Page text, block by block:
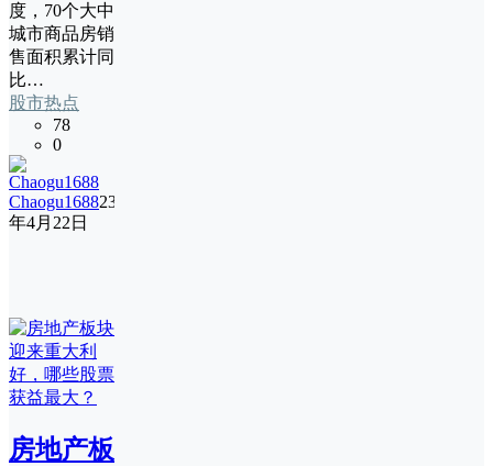
度，70个大中
城市商品房销
售面积累计同
比…
股市热点
78
0
Chaogu168823
年4月22日
房地产板